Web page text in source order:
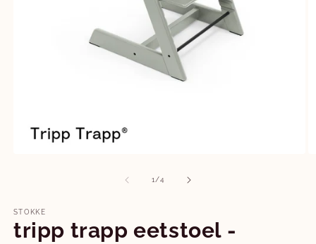
1 /van
4
STOKKE
tripp trapp eetstoel -